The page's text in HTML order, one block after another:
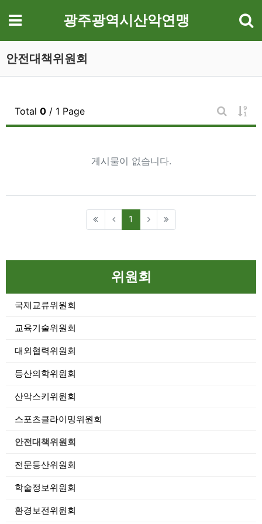
메뉴 광주광역시산악연맹
안전대책위원회
Total 0 / 1 Page
게시판 검
게
게시물이 없습니다.
1 (current)
위원회
국제교류위원회
교육기술위원회
대외협력위원회
등산의학위원회
산악스키위원회
스포츠클라이밍위원회
안전대책위원회
전문등산위원회
학술정보위원회
환경보전위원회